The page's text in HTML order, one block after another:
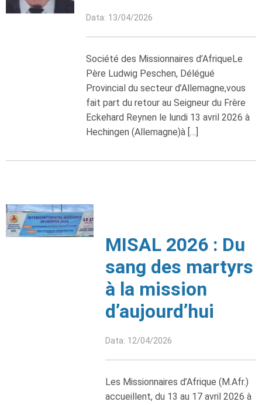
Data: 13/04/2026
Société des Missionnaires d’AfriqueLe
Père Ludwig Peschen, Délégué
Provincial du secteur d’Allemagne,vous
fait part du retour au Seigneur du Frère
Eckehard Reynen le lundi 13 avril 2026 à
Hechingen (Allemagne)à […]
MISAL 2026 : Du
sang des martyrs
à la mission
d’aujourd’hui
Data: 12/04/2026
Les Missionnaires d’Afrique (M.Afr.)
accueillent, du 13 au 17 avril 2026 à